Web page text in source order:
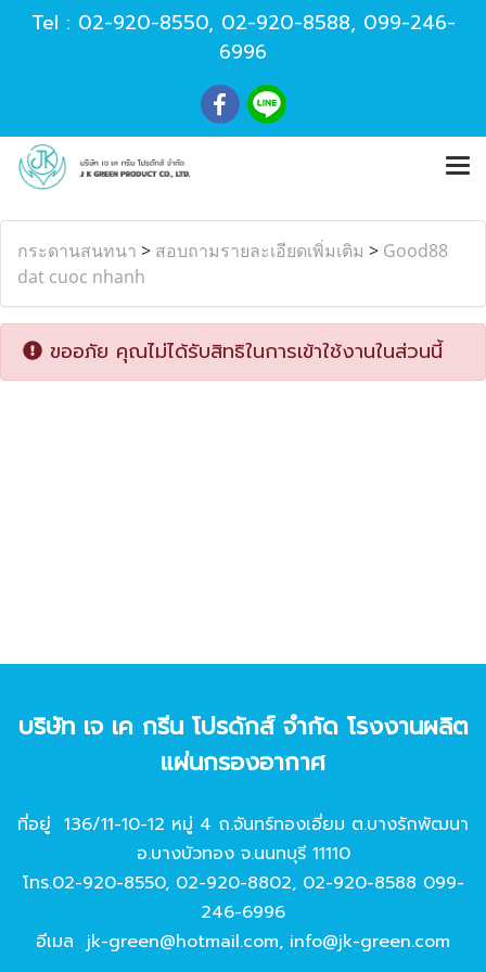
Tel : 02-920-8550, 02-920-8588, 099-246-
6996
กระดานสนทนา > สอบถามรายละเอียดเพิ่มเติม > Good88
dat cuoc nhanh
ขออภัย คุณไม่ได้รับสิทธิในการเข้าใช้งานในส่วนนี้
บริษัท เจ เค กรีน โปรดักส์ จํากัด โรงงานผลิต
แผ่นกรองอากาศ
ที่อยู่ 136/11-10-12 หมู่ 4 ถ.จันทร์ทองเอี่ยม ต.บางรักพัฒนา
อ.บางบัวทอง จ.นนทบุรี 11110
โทร.02-920-8550, 02-920-8802, 02-920-8588 099-
246-6996
อีเมล jk-green@hotmail.com, info@jk-green.com